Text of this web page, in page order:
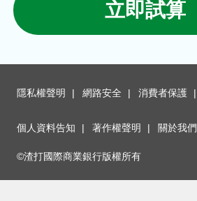
立即試算
隱私權聲明 網路安全 消費者保護
個人資料告知 著作權聲明 關於我們
©渣打國際商業銀行版權所有